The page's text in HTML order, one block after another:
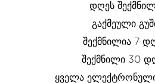
დღეს
გაქმეული
შექმნილია 7
შექმნილი 30
ყველა ელექტრონული